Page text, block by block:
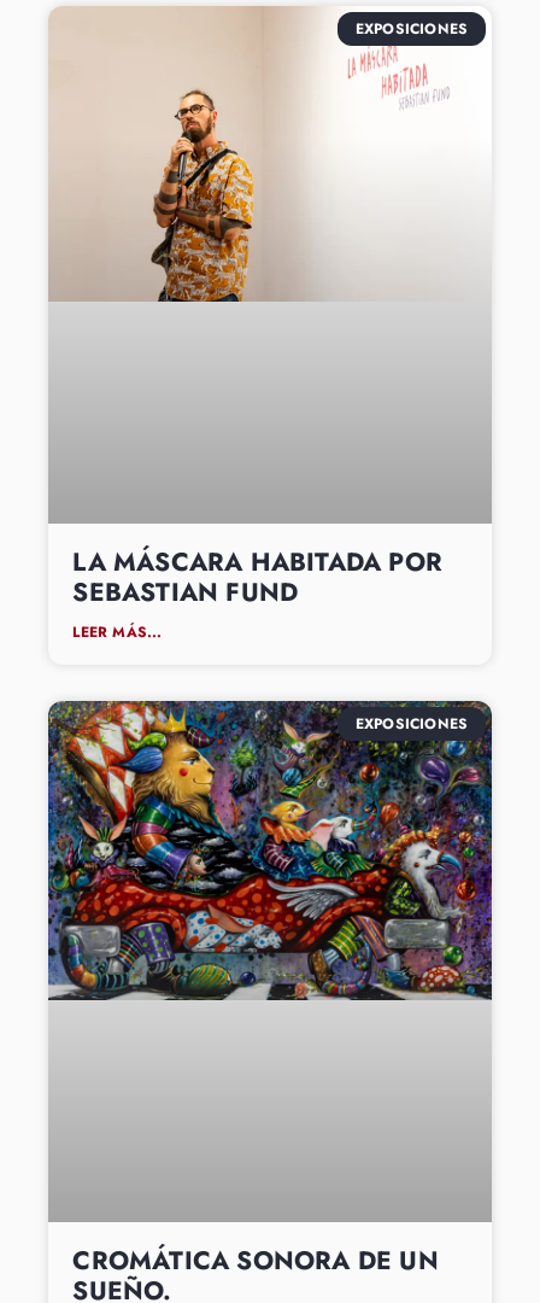
EXPOSICIONES
LA MÁSCARA HABITADA POR
SEBASTIAN FUND
LEER MÁS...
EXPOSICIONES
CROMÁTICA SONORA DE UN
SUEÑO.